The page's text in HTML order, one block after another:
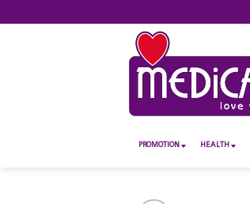
to
PROMOTION HEALTH